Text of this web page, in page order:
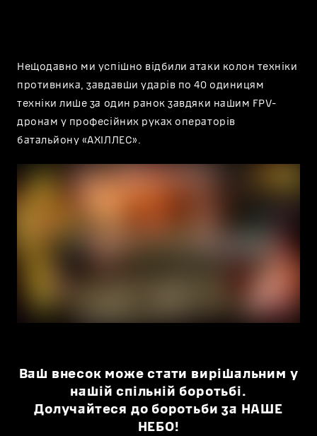
Нещодавно ми успішно відбили атаки колон техніки
противника, завдавши ударів по 40 одиницям
техніки лише за один ранок завдяки нашим FPV-
дронам у професійних руках операторів
батальйону «АХІЛЛЕС».
Ваш внесок може стати вирішальним у
нашій спільній боротьбі.
Долучайтеся до боротьби за НАШЕ
НЕБО!